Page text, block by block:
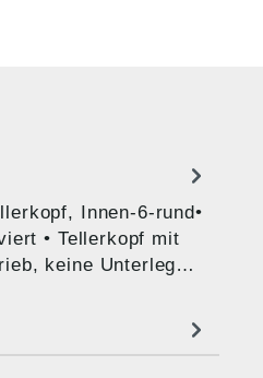
Innen-6-rund•
• Tellerkopf mit
keine Unterleg…